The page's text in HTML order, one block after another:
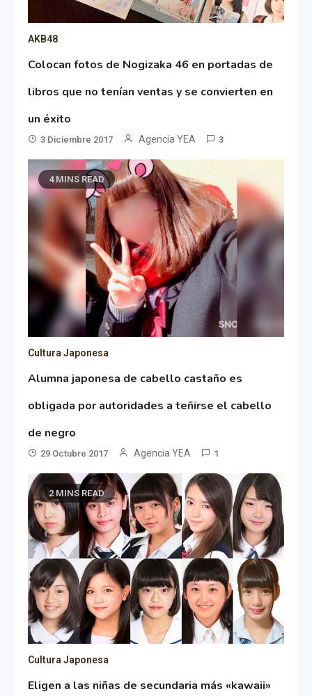
AKB48
Colocan fotos de Nogizaka 46 en portadas de
libros que no tenían ventas y se convierten en
un éxito
3 Diciembre 2017 Agencia YEA 3
4 MINS READ
Cultura Japonesa
Alumna japonesa de cabello castaño es
obligada por autoridades a teñirse el cabello
de negro
29 Octubre 2017 Agencia YEA 1
2 MINS READ
Cultura Japonesa
Eligen a las niñas de secundaria más «kawaii»